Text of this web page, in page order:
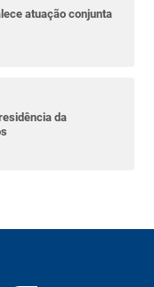
atuação conjunta
da